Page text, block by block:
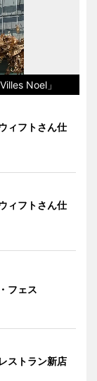
Noel」
ィフトさん仕
ィフトさん仕
フェス
ストラン新店